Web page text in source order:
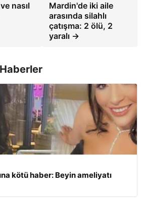
nasıl
Mardin'de iki aile
arasında silahlı
çatışma: 2 ölü, 2
yaralı →
kötü haber: Beyin ameliyatı